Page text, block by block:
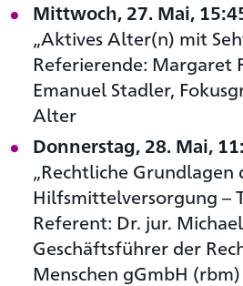
Mittwoch, 27. Mai,
„Aktives Alter(n) mit
Referierende: Margaret
Emanuel Stadler,
Alter
Donnerstag, 28. Mai,
„Rechtliche Grundlagen
Hilfsmittelversorgung –
Referent: Dr. jur.
Geschäftsführer der
Menschen gGmbH (rbm)